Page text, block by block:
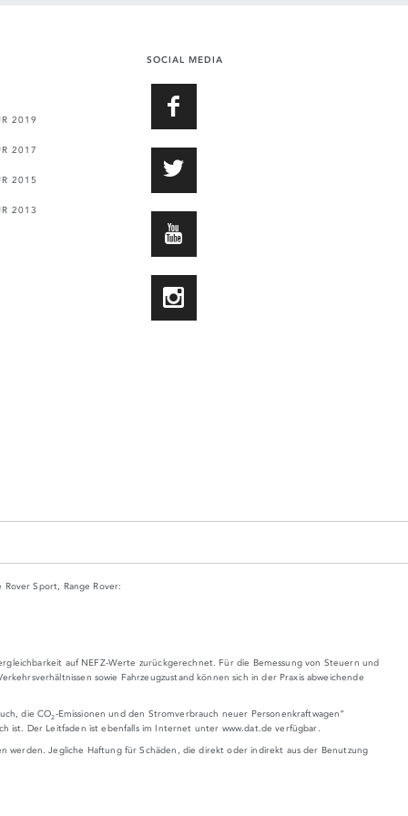
2019
2017
2015
2013
SOCIAL MEDIA
Rover Sport, Range Rover:
auf NEFZ-Werte zurückgerechnet. Für die Bemessung von Steuern und
sowie Fahrzeugzustand können sich in der Praxis abweichende
die CO2-Emissionen und den Stromverbrauch neuer Personenkraftwagen“
ist. Der Leitfaden ist ebenfalls im Internet unter www.dat.de verfügbar.
Jegliche Haftung für Schäden, die direkt oder indirekt aus der Benutzung